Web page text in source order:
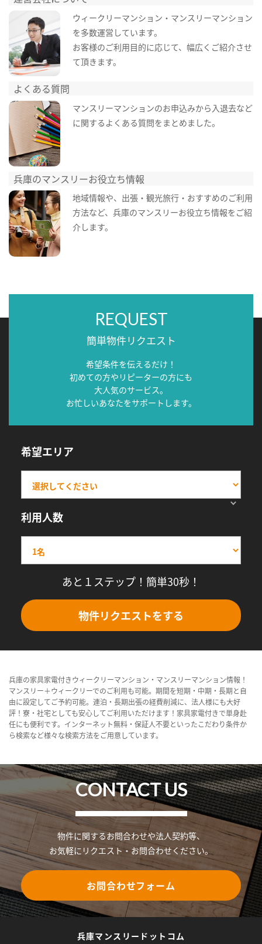
ウィークリーマンション・マンスリーマンション
を多数運営しています。
お客様のご利用目的に応じて、幅広くご紹介させ
て頂きます。
よくある質問
マンスリーマンションのお申込みから入退去など
に関するよくある質問をまとめました。
兵庫のマンスリーお役立ち情報
地域情報や、出張・観光旅行・おすすめのご利用
方法など、兵庫のマンスリーお役立ち情報をご紹
介します。
REQUEST
簡単物件リクエスト
希望条件を伝えるだけ！
初めての方やリピーターの方にも
大人気のサービス。
お忙しいあなたをサポートします。
希望エリア
利用人数
あと１ステップ！簡単30秒！
物件リクエストをする
兵庫の家具家電付きウィークリーマンション・マンスリーマンション情報！
マンスリー＋ウィークリーでのご利用も可能。期間を短期・中期・長期と自
由に設定してご予約可能。連泊・長期出張の経費削減に、法人様にも大好
評！寮・社宅としても安心してご利用いただけます！家具家電付きで単身赴
任にも便利です。インターネット無料・保証人不要といったこだわり条件か
ら検索など様々な検索方法をご用意しています。
CONTACT US
物件に関するお問合わせや法人契約等、
お気軽にリクエスト・お問合わせください。
お問合わせフォーム
兵庫マンスリードットコム